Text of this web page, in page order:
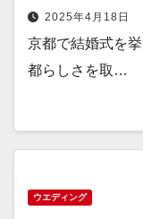
2025年4月18日
京都で結婚式を
都らしさを取…
ウエディング